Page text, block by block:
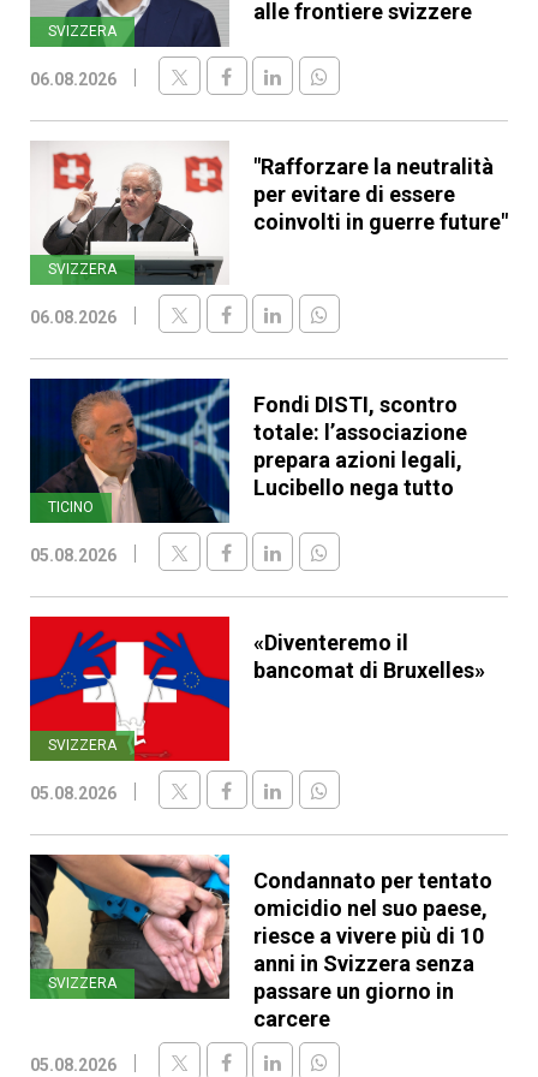
SVIZZERA
alle frontiere svizzere
06.08.2026
SVIZZERA
"Rafforzare la neutralità
per evitare di essere
coinvolti in guerre future"
06.08.2026
TICINO
Fondi DISTI, scontro
totale: l’associazione
prepara azioni legali,
Lucibello nega tutto
05.08.2026
SVIZZERA
«Diventeremo il
bancomat di Bruxelles»
05.08.2026
SVIZZERA
Condannato per tentato
omicidio nel suo paese,
riesce a vivere più di 10
anni in Svizzera senza
passare un giorno in
carcere
05.08.2026